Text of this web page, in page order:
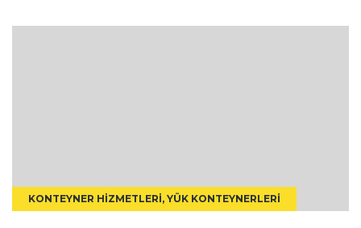
KONTEYNER HIZMETLERI, YÜK KONTEYNERLERI